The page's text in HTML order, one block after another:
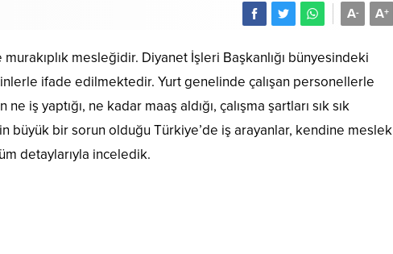
A+
A-
mesleğidir. Diyanet İşleri Başkanlığı bünyesindeki
ifade edilmektedir. Yurt genelinde çalışan personellerle
iş yaptığı, ne kadar maaş aldığı, çalışma şartları sık sık
büyük bir sorun olduğu Türkiye’de iş arayanlar, kendine meslek
detaylarıyla inceledik.